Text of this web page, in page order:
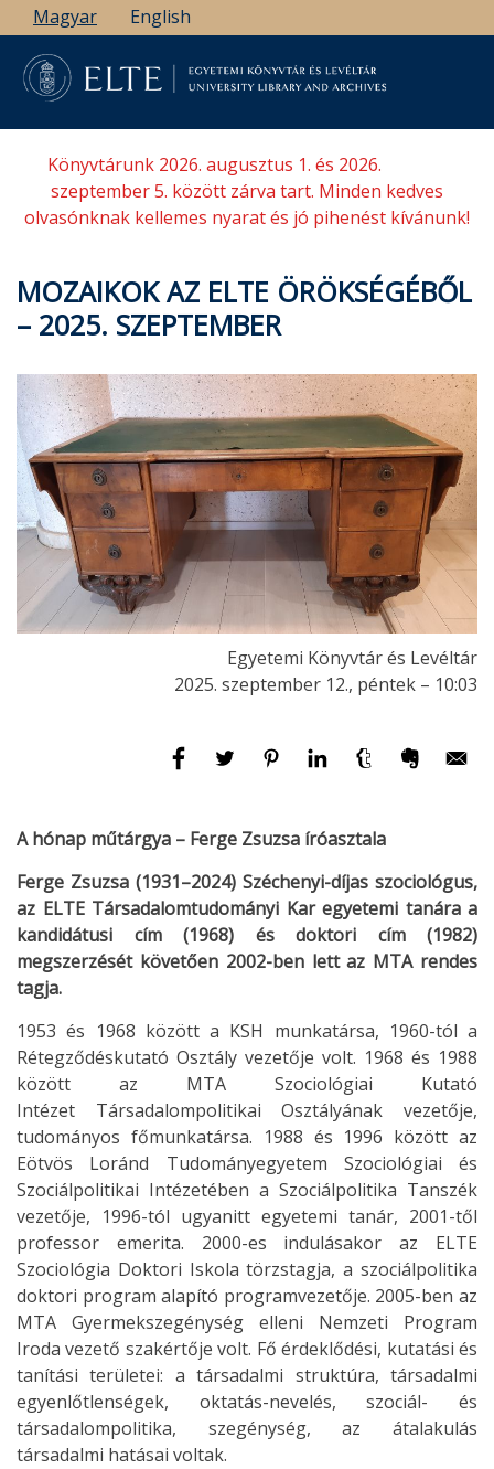
Ugrás
a
tartalomra
Magyar English
Könyvtárunk 2026. augusztus 1. és 2026.
szeptember 5. között zárva tart. Minden kedves
olvasónknak kellemes nyarat és jó pihenést kívánunk!
MOZAIKOK AZ ELTE ÖRÖKSÉGÉBŐL
– 2025. SZEPTEMBER
Egyetemi Könyvtár és Levéltár
2025. szeptember 12., péntek – 10:03
A hónap műtárgya – Ferge Zsuzsa íróasztala
Ferge Zsuzsa (1931–2024) Széchenyi-díjas szociológus,
az ELTE Társadalomtudományi Kar egyetemi tanára a
kandidátusi cím (1968) és doktori cím (1982)
megszerzését követően 2002-ben lett az MTA rendes
tagja.
1953 és 1968 között a KSH munkatársa, 1960-tól a
Rétegződéskutató Osztály vezetője volt. 1968 és 1988
között az MTA Szociológiai Kutató
Intézet Társadalompolitikai Osztályának vezetője,
tudományos főmunkatársa. 1988 és 1996 között az
Eötvös Loránd Tudományegyetem Szociológiai és
Szociálpolitikai Intézetében a Szociálpolitika Tanszék
vezetője, 1996-tól ugyanitt egyetemi tanár, 2001-től
professor emerita. 2000-es indulásakor az ELTE
Szociológia Doktori Iskola törzstagja, a szociálpolitika
doktori program alapító programvezetője. 2005-ben az
MTA Gyermekszegénység elleni Nemzeti Program
Iroda vezető szakértője volt. Fő érdeklődési, kutatási és
tanítási területei: a társadalmi struktúra, társadalmi
egyenlőtlenségek, oktatás-nevelés, szociál- és
társadalompolitika, szegénység, az átalakulás
társadalmi hatásai voltak.